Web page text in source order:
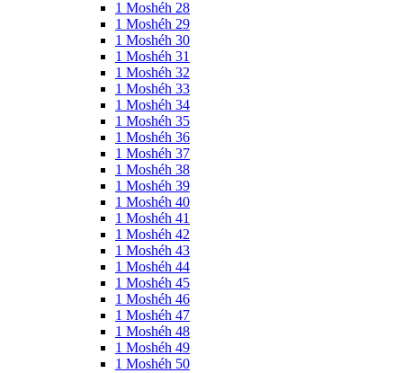
1 Moshéh 28
1 Moshéh 29
1 Moshéh 30
1 Moshéh 31
1 Moshéh 32
1 Moshéh 33
1 Moshéh 34
1 Moshéh 35
1 Moshéh 36
1 Moshéh 37
1 Moshéh 38
1 Moshéh 39
1 Moshéh 40
1 Moshéh 41
1 Moshéh 42
1 Moshéh 43
1 Moshéh 44
1 Moshéh 45
1 Moshéh 46
1 Moshéh 47
1 Moshéh 48
1 Moshéh 49
1 Moshéh 50